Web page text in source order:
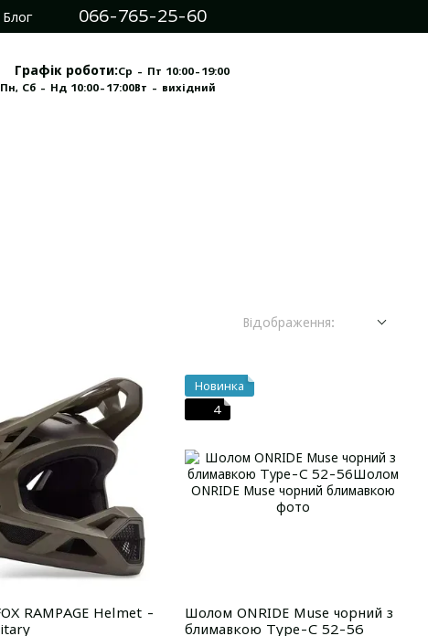
Блог
066-765-25-60
Графік роботи:Ср - Пт 10:00-19:00
Пн, Сб - Нд 10:00-17:00Вт - вихідний
Відображення:
RAMPAGE Helmet -
Новинка
4
Шолом ONRIDE Muse чорний з
блимавкою Type-C 52-56